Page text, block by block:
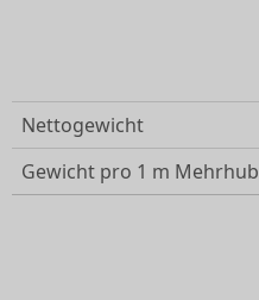
Nettogewicht
Gewicht pro 1 m Mehrhub